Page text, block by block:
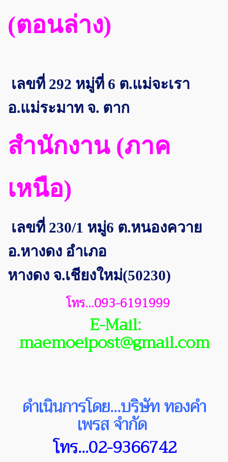
(ตอนล่าง)
เลขที่ 292 หมู่ที่ 6 ต.แม่จะเรา
อ.แม่ระมาท จ. ตาก
สำนักงาน (ภาค
เหนือ)
เลขที่ 230/1 หมู่6 ต.หนองควาย
อ.หางดง อำเภอ
หางดง จ.เชียงใหม่(50230)
โทร...093-6191999
E-Mail:
maemoeipost@gmail.com
ดำเนินการโดย...บริษัท ทองคำ
เพรส จำกัด
โทร...02-9366742